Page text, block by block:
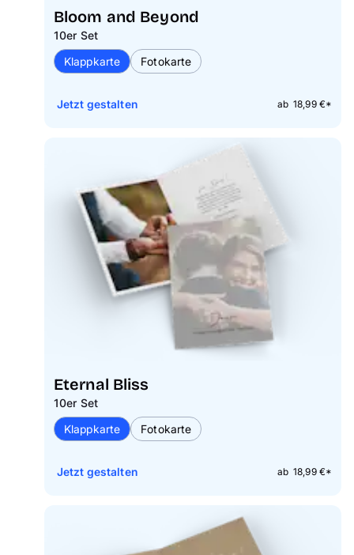
Bloom and Beyond
10er Set
Klappkarte
Fotokarte
ab 18,99 €*
Jetzt gestalten
Eternal Bliss
10er Set
Klappkarte
Fotokarte
ab 18,99 €*
Jetzt gestalten